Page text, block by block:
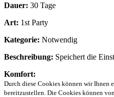
Dauer: 30 Tage
Art: 1st Party
Kategorie: Notwendig
Beschreibung: Speichert die
Komfort:
Durch diese Cookies können wir Ihnen
bereitzustellen. Die Cookies können